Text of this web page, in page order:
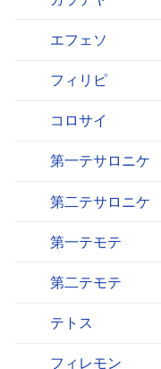
エフェソ
フィリピ
コロサイ
第一テサロニケ
第二テサロニケ
第一テモテ
第二テモテ
テトス
フィレモン